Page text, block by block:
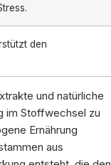
den
und natürliche
im Stoffwechsel zu
Ernährung
aus